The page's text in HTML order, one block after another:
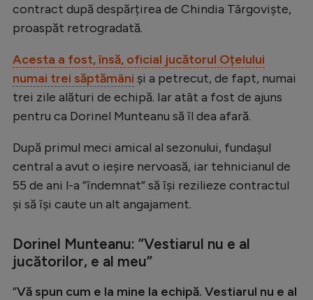
JO 2024
JO 2026
contract după despărțirea de Chindia Târgoviște,
proaspăt retrogradată.
Acesta a fost, însă, oficial jucătorul Oțelului
numai trei săptămâni și a petrecut, de fapt, numai
trei zile alături de echipă. Iar atât a fost de ajuns
pentru ca Dorinel Munteanu să îl dea afară.
După primul meci amical al sezonului, fundașul
central a avut o ieșire nervoasă, iar tehnicianul de
55 de ani l-a ”îndemnat” să își rezilieze contractul
și să își caute un alt angajament.
Dorinel Munteanu: ”Vestiarul nu e al
jucătorilor, e al meu”
”Vă spun cum e la mine la echipă. Vestiarul nu e al